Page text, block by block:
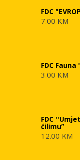
FDC
7.00 KM
FDC
3.00 KM
FDC
ćilimu”
12.00 KM